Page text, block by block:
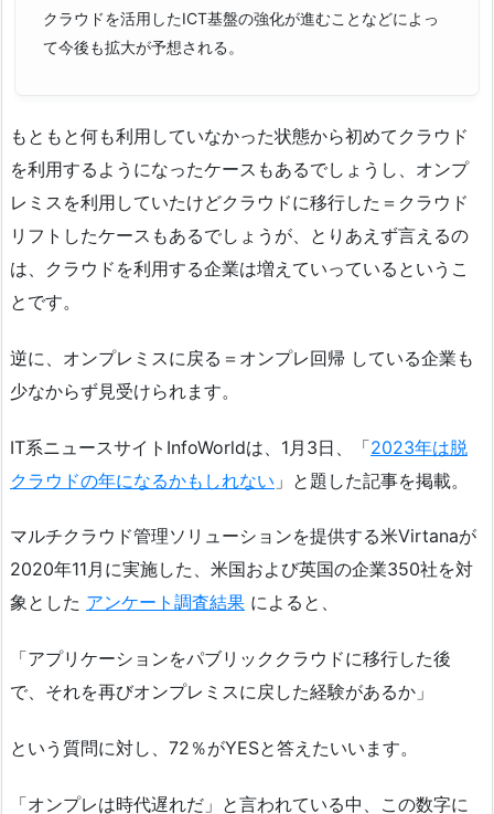
クラウドを活用したICT基盤の強化が進むことなどによっ
て今後も拡大が予想される。
もともと何も利用していなかった状態から初めてクラウド
を利用するようになったケースもあるでしょうし、オンプ
レミスを利用していたけどクラウドに移行した＝クラウド
リフトしたケースもあるでしょうが、とりあえず言えるの
は、クラウドを利用する企業は増えていっているというこ
とです。
逆に、オンプレミスに戻る＝オンプレ回帰 している企業も
少なからず見受けられます。
IT系ニュースサイトInfoWorldは、1月3日、「2023年は脱
クラウドの年になるかもしれない 」と題した記事を掲載。
マルチクラウド管理ソリューションを提供する米Virtanaが
2020年11月に実施した、米国および英国の企業350社を対
象とした アンケート調査結果 によると、
「アプリケーションをパブリッククラウドに移行した後
で、それを再びオンプレミスに戻した経験があるか」
という質問に対し、72％がYESと答えたいいます。
「オンプレは時代遅れだ」と言われている中、この数字に